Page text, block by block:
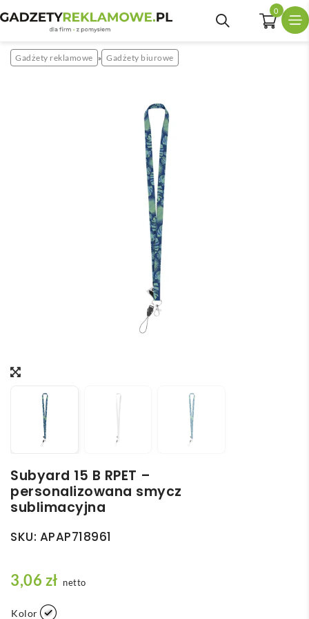
0
Gadżety reklamowe » Gadżety biurowe
Subyard 15 B RPET –
personalizowana smycz
sublimacyjna
SKU: APAP718961
3,06 zł netto
Kolor